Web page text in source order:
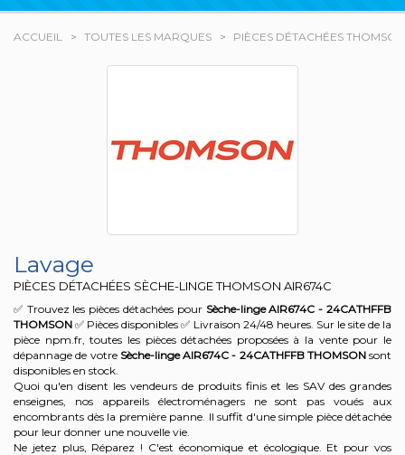
ACCUEIL TOUTES LES MARQUES PIÈCES DÉTACHÉES THOMSON
Lavage
PIÈCES DÉTACHÉES SÈCHE-LINGE THOMSON AIR674C
✅ Trouvez les pièces détachées pour Sèche-linge AIR674C - 24CATHFFB
THOMSON✅ Pièces disponibles ✅ Livraison 24/48 heures. Sur le site de la
pièce npm.fr, toutes les pièces détachées proposées à la vente pour le
dépannage de votre Sèche-linge AIR674C - 24CATHFFB THOMSONsont
disponibles en stock.
Quoi qu'en disent les vendeurs de produits finis et les SAV des grandes
enseignes, nos appareils électroménagers ne sont pas voués aux
encombrants dès la première panne. Il suffit d'une simple pièce détachée
pour leur donner une nouvelle vie.
Ne jetez plus, Réparez ! C'est économique et écologique. Et pour vos